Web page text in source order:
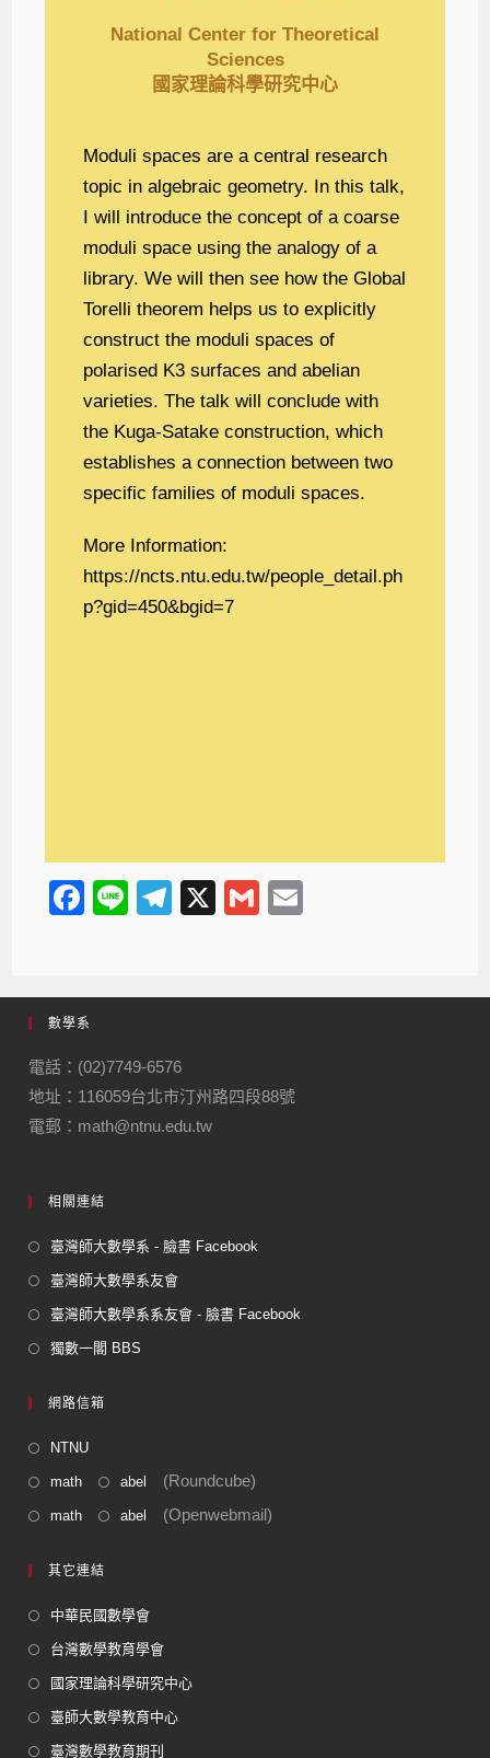
National Center for Theoretical
Sciences
國家理論科學研究中心
Moduli spaces are a central research
topic in algebraic geometry. In this talk,
I will introduce the concept of a coarse
moduli space using the analogy of a
library. We will then see how the Global
Torelli theorem helps us to explicitly
construct the moduli spaces of
polarised K3 surfaces and abelian
varieties. The talk will conclude with
the Kuga-Satake construction, which
establishes a connection between two
specific families of moduli spaces.
More Information:
https://ncts.ntu.edu.tw/people_detail.ph
p?gid=450&bgid=7
F
e
b
o
o
k
Li
T
gr
m
X
G
數學系
電話：(02)7749-6576
地址：116059台北市汀州路四段88號
電郵：math@ntnu.edu.tw
相關連結
臺灣師大數學系 - 臉書 Facebook
臺灣師大數學系友會
臺灣師大數學系系友會 - 臉書 Facebook
獨數一閣 BBS
網路信箱
NTNU
math abel (Roundcube)
math abel (Openwebmail)
其它連結
中華民國數學會
台灣數學教育學會
國家理論科學研究中心
臺師大數學教育中心
臺灣數學教育期刊